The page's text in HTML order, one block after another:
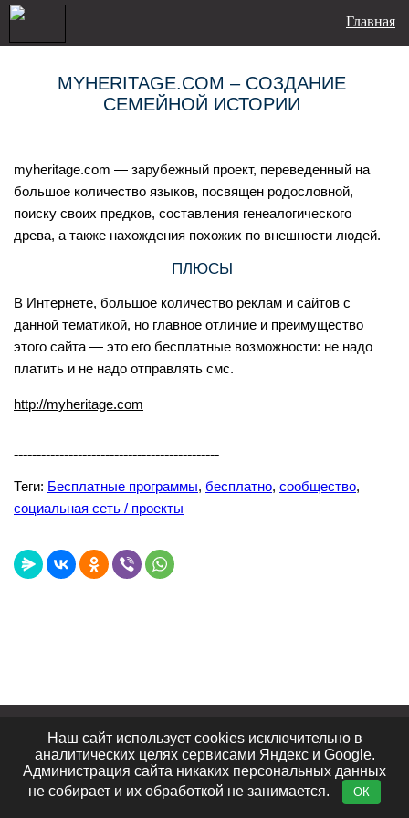
Главная
MYHERITAGE.COM – СОЗДАНИЕ
СЕМЕЙНОЙ ИСТОРИИ
myheritage.com — зарубежный проект, переведенный на
большое количество языков, посвящен родословной,
поиску своих предков, составления генеалогического
древа, а также нахождения похожих по внешности людей.
ПЛЮСЫ
В Интернете, большое количество реклам и сайтов с
данной тематикой, но главное отличие и преимущество
этого сайта — это его бесплатные возможности: не надо
платить и не надо отправлять смс.
http://myheritage.com
---------------------------------------------
Теги: Бесплатные программы, бесплатно, сообщество,
социальная сеть / проекты
Лучшие сайты Топ сайтов
Видеообзоры
Интересное в сети
Блог портала
Отзывы
Контакты
© 2011 - 2026· big-big.ru ·Политика конфиденциальности
Наш сайт использует cookies исключительно в
аналитических целях сервисами Яндекс и Google.
Администрация сайта никаких персональных данных
не собирает и их обработкой не занимается.
ОК